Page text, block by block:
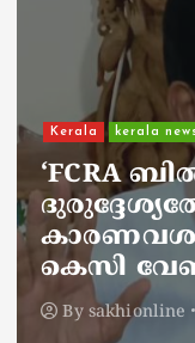
kerala
ജനകീയ
നഴ്സിന്
ഡ്യൂട്ടിക്കിടെ
By sakhionline